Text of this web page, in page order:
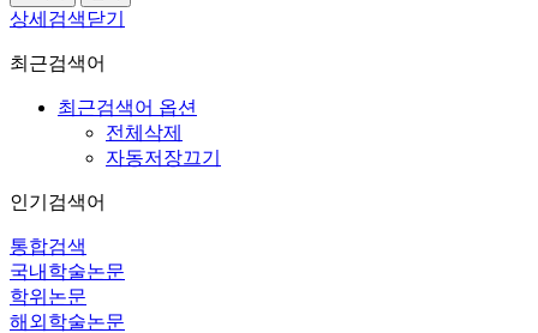
상세검색닫기
최근검색어
최근검색어 옵션
전체삭제
자동저장끄기
인기검색어
통합검색
국내학술논문
학위논문
해외학술논문